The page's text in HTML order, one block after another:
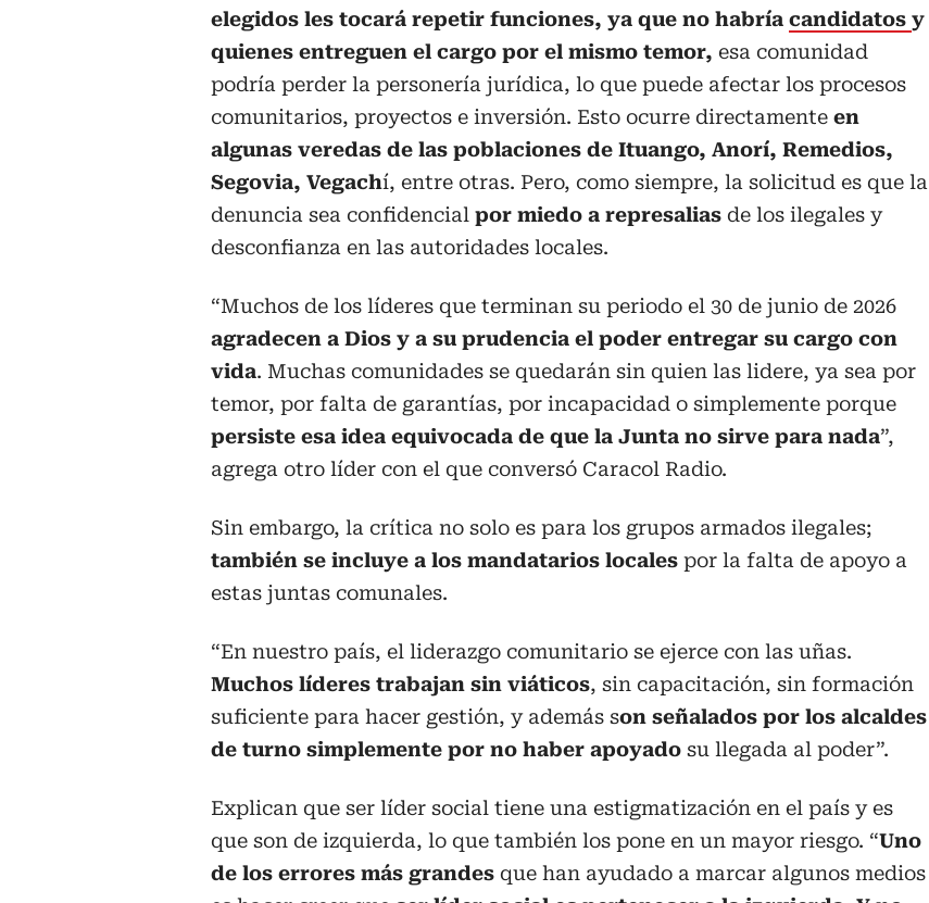
elegidos les tocará repetir funciones, ya que no habría candidatos y
quienes entreguen el cargo por el mismo temor, esa comunidad
podría perder la personería jurídica, lo que puede afectar los procesos
comunitarios, proyectos e inversión. Esto ocurre directamente en
algunas veredas de las poblaciones de Ituango, Anorí, Remedios,
Segovia, Vegachí, entre otras. Pero, como siempre, la solicitud es que la
denuncia sea confidencial por miedo a represalias de los ilegales y
desconfianza en las autoridades locales.
“Muchos de los líderes que terminan su periodo el 30 de junio de 2026
agradecen a Dios y a su prudencia el poder entregar su cargo con
vida. Muchas comunidades se quedarán sin quien las lidere, ya sea por
temor, por falta de garantías, por incapacidad o simplemente porque
persiste esa idea equivocada de que la Junta no sirve para nada”,
agrega otro líder con el que conversó Caracol Radio.
Sin embargo, la crítica no solo es para los grupos armados ilegales;
también se incluye a los mandatarios locales por la falta de apoyo a
estas juntas comunales.
“En nuestro país, el liderazgo comunitario se ejerce con las uñas.
Muchos líderes trabajan sin viáticos, sin capacitación, sin formación
suficiente para hacer gestión, y además son señalados por los alcaldes
de turno simplemente por no haber apoyado su llegada al poder”.
Explican que ser líder social tiene una estigmatización en el país y es
que son de izquierda, lo que también los pone en un mayor riesgo. “Uno
de los errores más grandes que han ayudado a marcar algunos medios